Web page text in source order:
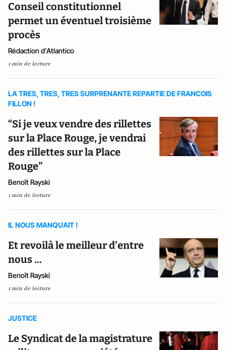
Conseil constitutionnel
permet un éventuel troisième
procès
Rédaction d'Atlantico
1 min de lecture
LA TRES, TRES, TRES SURPRENANTE REPARTIE DE FRANCOIS
FILLON !
“Si je veux vendre des rillettes
sur la Place Rouge, je vendrai
des rillettes sur la Place
Rouge”
Benoît Rayski
1 min de lecture
IL NOUS MANQUAIT !
Et revoilà le meilleur d’entre
nous …
Benoît Rayski
1 min de lecture
JUSTICE
Le Syndicat de la magistrature